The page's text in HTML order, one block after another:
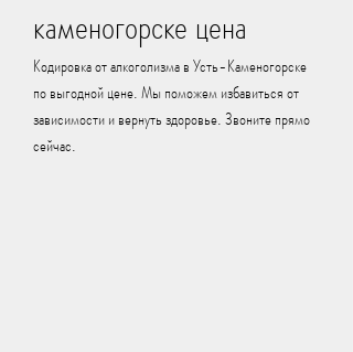
каменогорске цена
Кодировка от алкоголизма в Усть-Каменогорске
по выгодной цене. Мы поможем избавиться от
зависимости и вернуть здоровье. Звоните прямо
сейчас.